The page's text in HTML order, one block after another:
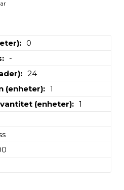
0
-
24
(enheter)
1
(enheter)
1